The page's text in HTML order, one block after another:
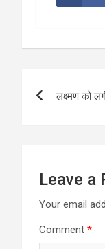
लक्ष्मण को
Leave a
Your email
Comment *